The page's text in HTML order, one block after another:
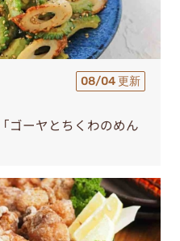
08/04 更新
ゴーヤとちくわのめん